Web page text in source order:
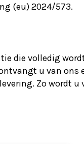
(eu) 2024/573.
die volledig
u van
Zo wordt